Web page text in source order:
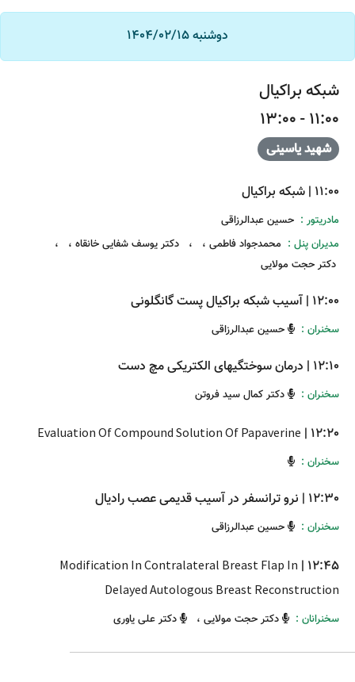
دوشنبه 1404/02/15
شبکه براکیال
11:00 - 13:00
شهید یاسینی
11:00
| شبکه براکیال
مادریتور : حسین عبدالرزاقی
مدیران پنل : محمدجواد فاطمی ، ، دکتر یوسف شفایی خانقاه ،
،
دکتر حجت مولایی
12:00
| آسیب شبکه براکیال پست گانگلونی
سخنران : حسین عبدالرزاقی
12:10
| درمان سوختگیهای الکتریکی مچ دست
سخنران : دکتر کمال سید فروتن
12:20
|
Evaluation Of Compound Solution Of Papaverine
سخنران :
12:30
| نرو ترانسفر در آسیب قدیمی عصب رادیال
سخنران : حسین عبدالرزاقی
12:45
|
Modification In Contralateral Breast Flap In
Delayed Autologous Breast Reconstruction
سخنرانان :
دکتر حجت مولایی ، دکتر علی یاوری